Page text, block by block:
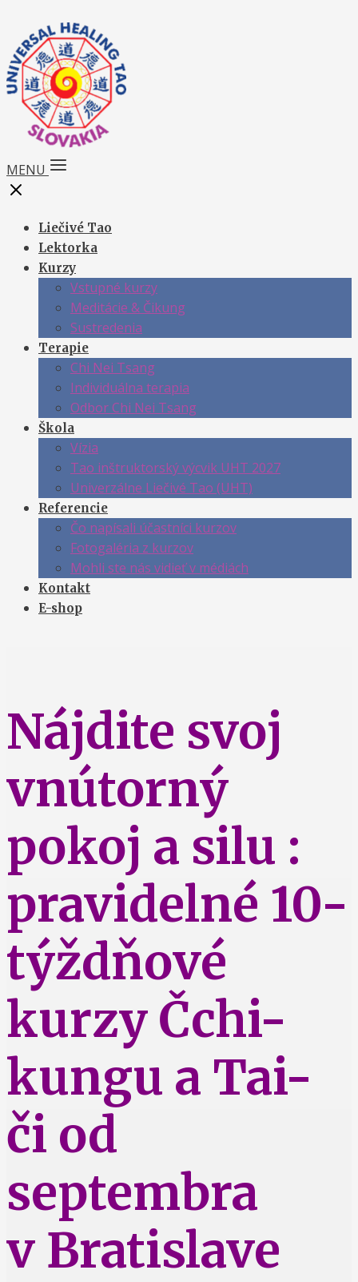
MENU
Liečivé Tao
Lektorka
Kurzy
Vstupné kurzy
Meditácie & Čikung
Sustredenia
Terapie
Chi Nei Tsang
Individuálna terapia
Odbor Chi Nei Tsang
Škola
Vízia
Tao inštruktorský výcvik UHT 2027
Univerzálne Liečivé Tao (UHT)
Referencie
Čo napísali účastníci kurzov
Fotogaléria z kurzov
Mohli ste nás vidieť v médiách
Kontakt
E-shop
Nájdite svoj
vnútorný
pokoj a silu :
pravidelné 10-
týždňové
kurzy Čchi-
kungu a Tai-
či od
septembra
v Bratislave